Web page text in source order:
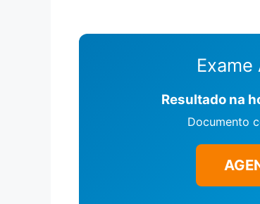
Exame
Resultado na
Documento